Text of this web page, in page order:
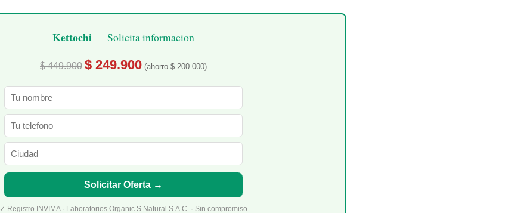
Kettochi— Solicita informacion
$ 449.900 $ 249.900 (ahorro $ 200.000)
Solicitar Oferta →
✓ Registro INVIMA · Laboratorios Organic S Natural S.A.C. · Sin compromiso